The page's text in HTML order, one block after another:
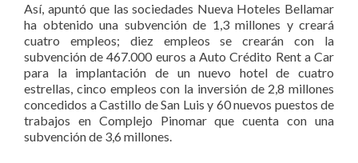
Así, apuntó que las sociedades Nueva Hoteles Bellamar
ha obtenido una subvención de 1,3 millones y creará
cuatro empleos; diez empleos se crearán con la
subvención de 467.000 euros a Auto Crédito Rent a Car
para la implantación de un nuevo hotel de cuatro
estrellas, cinco empleos con la inversión de 2,8 millones
concedidos a Castillo de San Luis y 60 nuevos puestos de
trabajos en Complejo Pinomar que cuenta con una
subvención de 3,6 millones.